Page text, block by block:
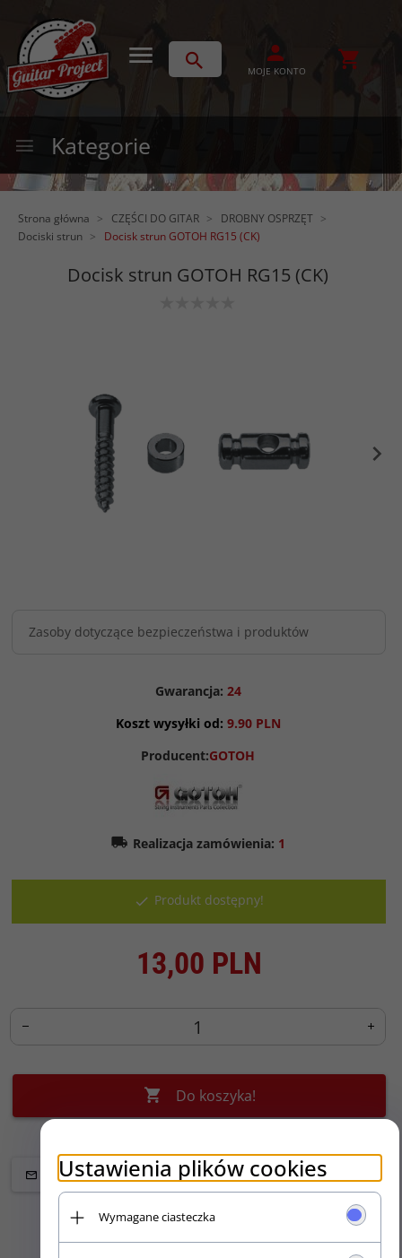
MOJE KONTO
Kategorie
Strona główna CZĘŚCI DO GITAR
DROBNY OSPRZĘT
Dociski strun
Docisk strun GOTOH RG15 (CK)
Docisk strun GOTOH RG15 (CK)
Zasoby dotyczące bezpieczeństwa i produktów
Gwarancja: 24
Koszt wysyłki od: 9.90 PLN
Producent:GOTOH
Realizacja zamówienia: 1
Produkt dostępny!
13,00 PLN
Do koszyka!
Ustawienia plików cookies
Wymagane ciasteczka